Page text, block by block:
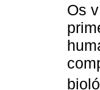
Os